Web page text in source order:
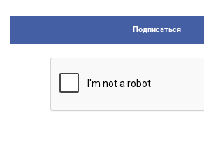
Подписаться